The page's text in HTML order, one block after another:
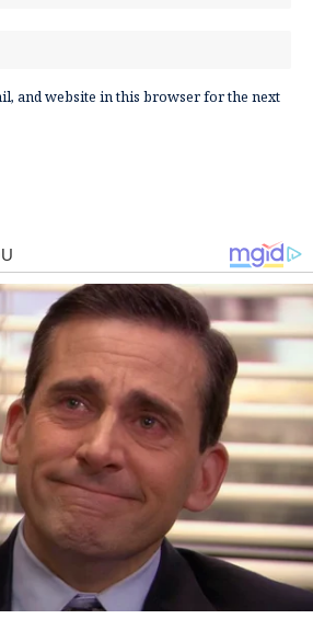
and website in this browser for the next